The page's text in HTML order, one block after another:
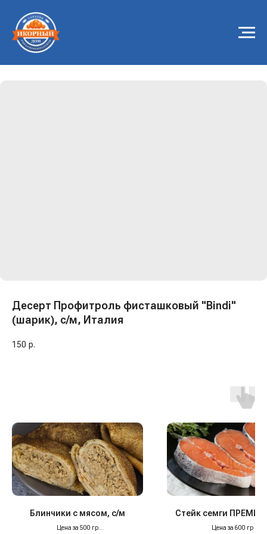
Десерт Профитроль фисташковый "Bindi"
(шарик), с/м, Италия
150 р.
Блинчики с мясом, с/м
Цена за 500 гр
Стейк семги
Цена за 600 гр